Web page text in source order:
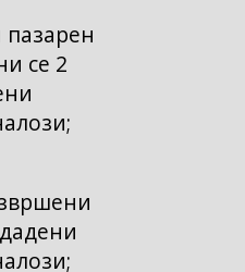
се 2